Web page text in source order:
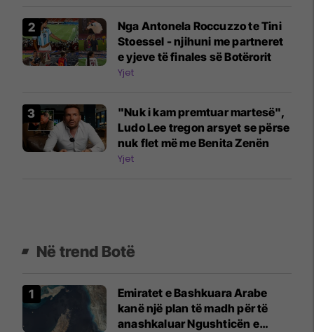
Nga Antonela Roccuzzo te Tini
Stoessel - njihuni me partneret
e yjeve të finales së Botërorit
Yjet
"Nuk i kam premtuar martesë",
Ludo Lee tregon arsyet se përse
nuk flet më me Benita Zenën
Yjet
Në trend Botë
Emiratet e Bashkuara Arabe
kanë një plan të madh për të
anashkaluar Ngushticën e